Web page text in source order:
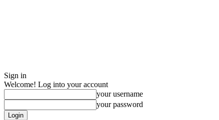
Sign in
Welcome! Log into your account
your username
your password